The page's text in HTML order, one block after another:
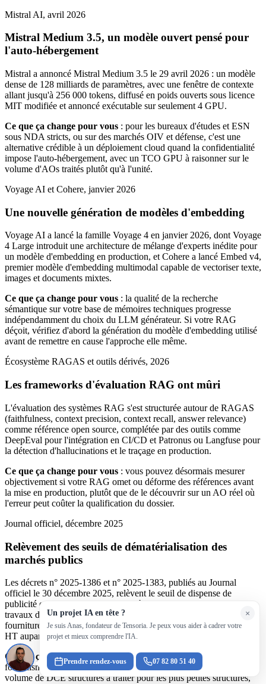
Mistral AI, avril 2026
Mistral Medium 3.5, un modèle ouvert pensé pour
l'auto-hébergement
Mistral a annoncé Mistral Medium 3.5 le 29 avril 2026 : un modèle
dense de 128 milliards de paramètres, avec une fenêtre de contexte
allant jusqu'à 256 000 tokens, diffusé en poids ouverts sous licence
MIT modifiée et annoncé exécutable sur seulement 4 GPU.
Ce que ça change pour vous : pour les bureaux d'études et ESN
sous NDA stricts, ou sur des marchés OIV et défense, c'est une
alternative crédible à un déploiement cloud quand la confidentialité
impose l'auto-hébergement, avec un TCO GPU à raisonner sur le
volume d'AOs traités plutôt qu'à l'unité.
Voyage AI et Cohere, janvier 2026
Une nouvelle génération de modèles d'embedding
Voyage AI a lancé la famille Voyage 4 en janvier 2026, dont Voyage
4 Large introduit une architecture de mélange d'experts inédite pour
un modèle d'embedding en production, et Cohere a lancé Embed v4,
premier modèle d'embedding multimodal capable de vectoriser texte,
images et documents mixtes.
Ce que ça change pour vous : la qualité de la recherche
sémantique sur votre base de mémoires techniques progresse
indépendamment du choix du LLM générateur. Si votre RAG
déçoit, vérifiez d'abord la génération du modèle d'embedding utilisé
avant de remettre en cause l'approche elle même.
Écosystème RAGAS et outils dérivés, 2026
Les frameworks d'évaluation RAG ont mûri
L'évaluation des systèmes RAG s'est structurée autour de RAGAS
(faithfulness, context precision, context recall, answer relevance)
comme référence open source, complétée par des outils comme
DeepEval pour l'intégration en CI/CD et Patronus ou Langfuse pour
la détection d'hallucinations et le traçage en production.
Ce que ça change pour vous : vous pouvez désormais mesurer
objectivement si votre RAG omet ou déforme des références avant
la mise en production, plutôt que de le découvrir sur un AO réel où
l'erreur peut coûter la qualification du dossier.
Journal officiel, décembre 2025
Relèvement des seuils de dématérialisation des
marchés publics
Les décrets n° 2025-1386 et n° 2025-1383, publiés au Journal
officiel le 30 décembre 2025, relèvent le seuil de dispense de
publicité et de mise en concurrence à 100 000 euros HT pour les
travaux depuis le 1er janvier 2026, et à 60 000 euros HT pour les
fournitures et services depuis le 1er avril 2026, contre 40 000 euros
HT auparavant.
Ce que ça change pour vous
: une partie des petits marchés sort du
formalisme de la dématérialisation obligatoire, ce qui réduit le
volume de DCE structurés à traiter pour les plus petites structures,
×
Un projet IA en tête ?
Je suis Anas, fondateur de Tensoria. Je peux vous aider à cadrer votre
projet et mieux comprendre l'IA.
Prendre rendez-vous 07 82 80 51 40